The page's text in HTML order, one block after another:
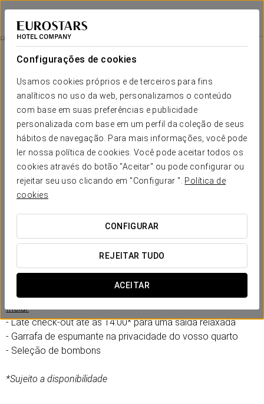
Configurações de cookies
Usamos cookies próprios e de terceiros para fins
analíticos no uso da web, personalizamos o conteúdo
com base em suas preferências e publicidade
personalizada com base em um perfil da coleção de seus
hábitos de navegação. Para mais informações, você pode
ler nossa política de cookies. Você pode aceitar todos os
cookies através do botão "Aceitar" ou pode configurar ou
rejeitar seu uso clicando em "Configurar ". Política de
cookies
CONFIGURAR
REJEITAR TUDO
ACEITAR
Eurostars Indautxu
BILBAO
Experiência Romântica
15 €
Experiência Romântica
Detalhes para surpreender. Tudo preparado para que só
pensem em desfrutar do amor.
No Eurostars Indautxu, criámos uma experiência romântica
pensada para partilhar com a sua cara-metade.
Inclui:
- Late check-out até às 14:00* para uma saída relaxada
- Garrafa de espumante na privacidade do vosso quarto
- Seleção de bombons
*Sujeito a disponibilidade